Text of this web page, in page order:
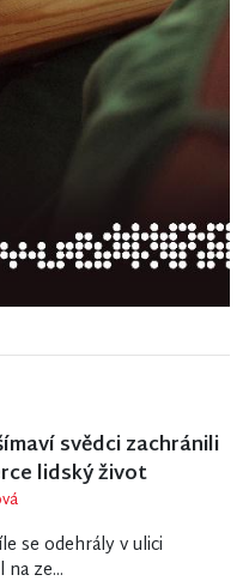
svědci zachránili
lidský život
se odehrály v ulici
na ze...